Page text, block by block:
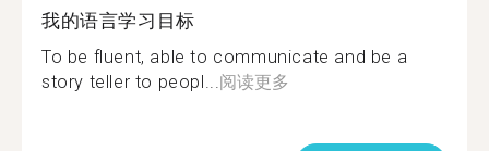
我的语言学习目标
To be fluent, able to communicate and be a
story teller to peopl... 阅读更多